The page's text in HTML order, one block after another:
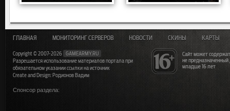
Сайт может
не
младше 16 лет
ГЛАВНАЯ МОНИТОРИНГ СЕРВЕРОВ НОВОСТИ СКИНЫ КАРТЫ
Copyright © 2007-2026
GAMEARMY.RU
Разрешается использование материалов портала при
обязательном указании ссылки на источник
Create and Design: Родионов Вадим
Спонсор раздела: